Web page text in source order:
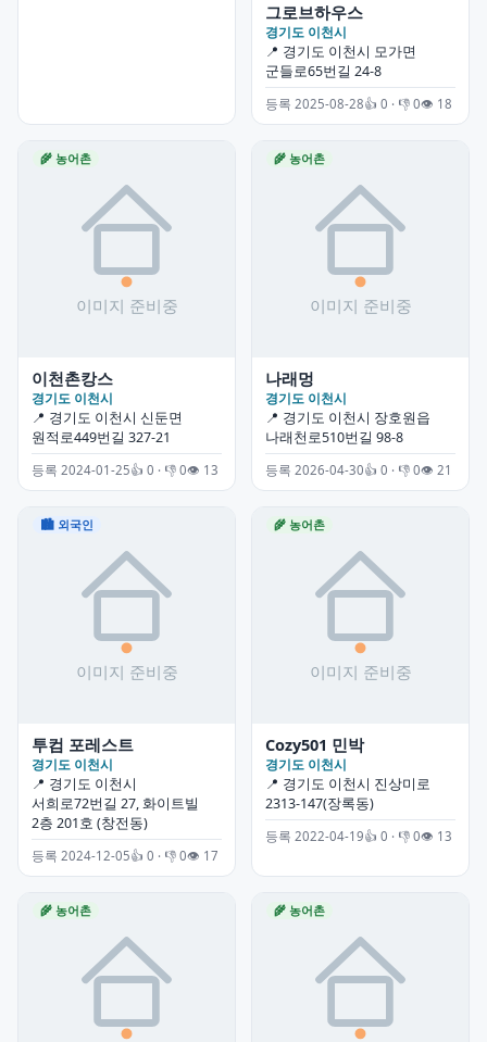
그로브하우스
경기도 이천시
📍 경기도 이천시 모가면
군들로65번길 24-8
등록 2025-08-28👍 0 · 👎 0👁 18
🌾 농어촌
이천촌캉스
경기도 이천시
📍 경기도 이천시 신둔면
원적로449번길 327-21
등록 2024-01-25👍 0 · 👎 0👁 13
🌾 농어촌
나래멍
경기도 이천시
📍 경기도 이천시 장호원읍
나래천로510번길 98-8
등록 2026-04-30👍 0 · 👎 0👁 21
🏙 외국인
투컴 포레스트
경기도 이천시
📍 경기도 이천시
서희로72번길 27, 화이트빌
2층 201호 (창전동)
등록 2024-12-05👍 0 · 👎 0👁 17
🌾 농어촌
Cozy501 민박
경기도 이천시
📍 경기도 이천시 진상미로
2313-147(장록동)
등록 2022-04-19👍 0 · 👎 0👁 13
🌾 농어촌 🌾 농어촌